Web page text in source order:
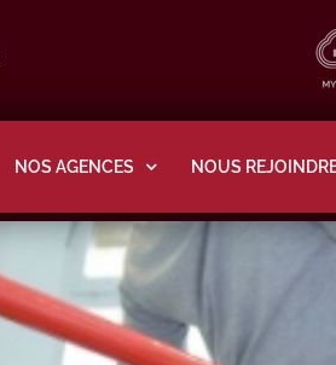
NOS AGENCES NOUS